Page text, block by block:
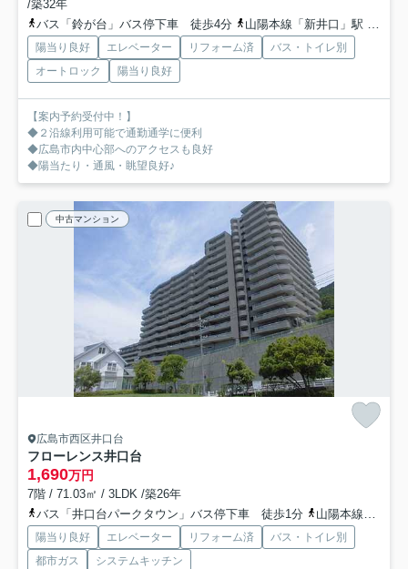
/築32年
バス「鈴が台」バス停下車 徒歩4分
山陽本線「新井口」駅 徒歩15分
陽当り良好 エレベーター リフォーム済
バス・トイレ別
オートロック
陽当り良好
【案内予約受付中！】
◆２沿線利用可能で通勤通学に便利
◆広島市内中心部へのアクセスも良好
◆陽当たり・通風・眺望良好♪
中古マンション
広島市西区井口台
フローレンス井口台
1,690万円
7階 / 71.03㎡ / 3LDK /築26年
バス「井口台パークタウン」バス停下車 徒歩1分
山陽本線「新井口」駅 徒歩25分
陽当り良好 エレベーター リフォーム済
バス・トイレ別
都市ガス
システムキッチン